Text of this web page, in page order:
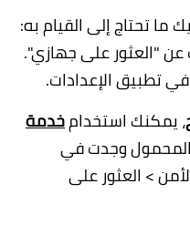
ما تحتاج إلى القيام به:
عن "العثور على جهازي".
تطبيق الإعدادات.
، يمكنك استخدامخدمة
وجدت في
> العثور على